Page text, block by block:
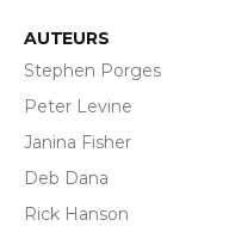
AUTEURS
Stephen Porges
Peter Levine
Janina Fisher
Deb Dana
Rick Hanson